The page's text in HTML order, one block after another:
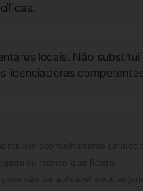
locais. Não
licenciadoras competentes.
aconselhamento jurídico
ou técnico qualificado.
não ser aplicável a outras